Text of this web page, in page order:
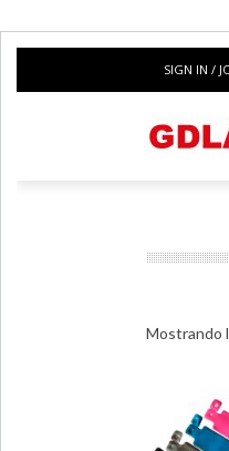
SIGN IN /
Mostrando